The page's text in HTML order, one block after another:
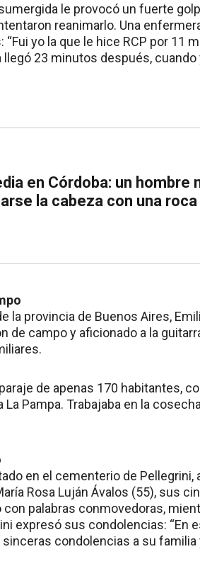
le provocó un fuerte
reanimarlo. Una
yo la que le hice RCP por 11
23 minutos después, cuando
en Córdoba: un
la cabeza con una roca
la provincia de Buenos Aires,
de campo y aficionado a la
de apenas 170 habitantes,
Pampa. Trabajaba en la
en el cementerio de
Rosa Luján Ávalos (55), sus
palabras conmovedoras,
expresó sus condolencias:
condolencias a su familia